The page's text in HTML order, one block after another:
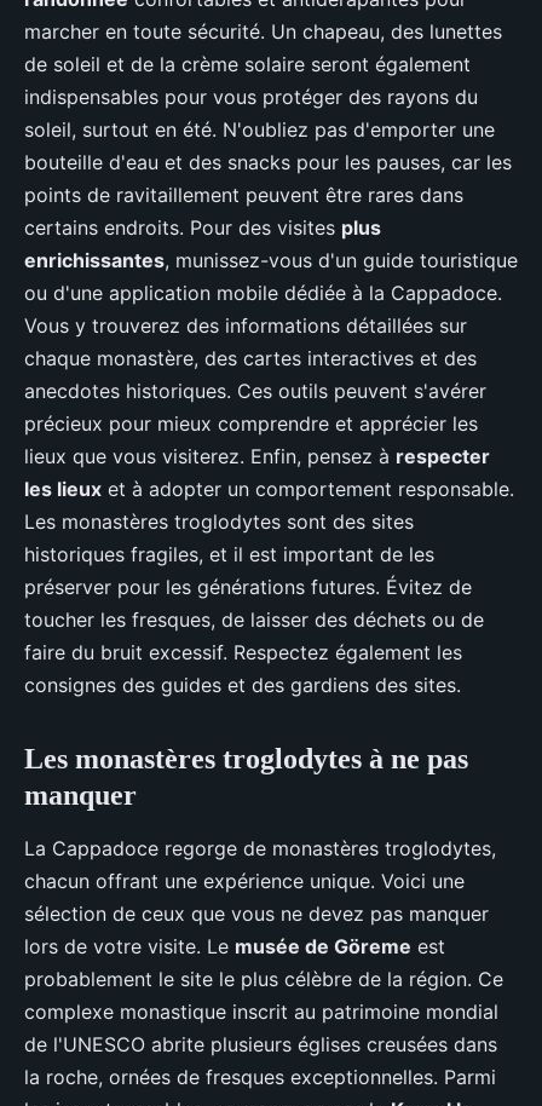
marcher en toute sécurité. Un chapeau, des lunettes
de soleil et de la crème solaire seront également
indispensables pour vous protéger des rayons du
soleil, surtout en été. N'oubliez pas d'emporter une
bouteille d'eau et des snacks pour les pauses, car les
points de ravitaillement peuvent être rares dans
certains endroits. Pour des visites plus
enrichissantes, munissez-vous d'un guide touristique
ou d'une application mobile dédiée à la Cappadoce.
Vous y trouverez des informations détaillées sur
chaque monastère, des cartes interactives et des
anecdotes historiques. Ces outils peuvent s'avérer
précieux pour mieux comprendre et apprécier les
lieux que vous visiterez. Enfin, pensez à respecter
les lieux et à adopter un comportement responsable.
Les monastères troglodytes sont des sites
historiques fragiles, et il est important de les
préserver pour les générations futures. Évitez de
toucher les fresques, de laisser des déchets ou de
faire du bruit excessif. Respectez également les
consignes des guides et des gardiens des sites.
Les monastères troglodytes à ne pas
manquer
La Cappadoce regorge de monastères troglodytes,
chacun offrant une expérience unique. Voici une
sélection de ceux que vous ne devez pas manquer
lors de votre visite. Le musée de Göreme est
probablement le site le plus célèbre de la région. Ce
complexe monastique inscrit au patrimoine mondial
de l'UNESCO abrite plusieurs églises creusées dans
la roche, ornées de fresques exceptionnelles. Parmi